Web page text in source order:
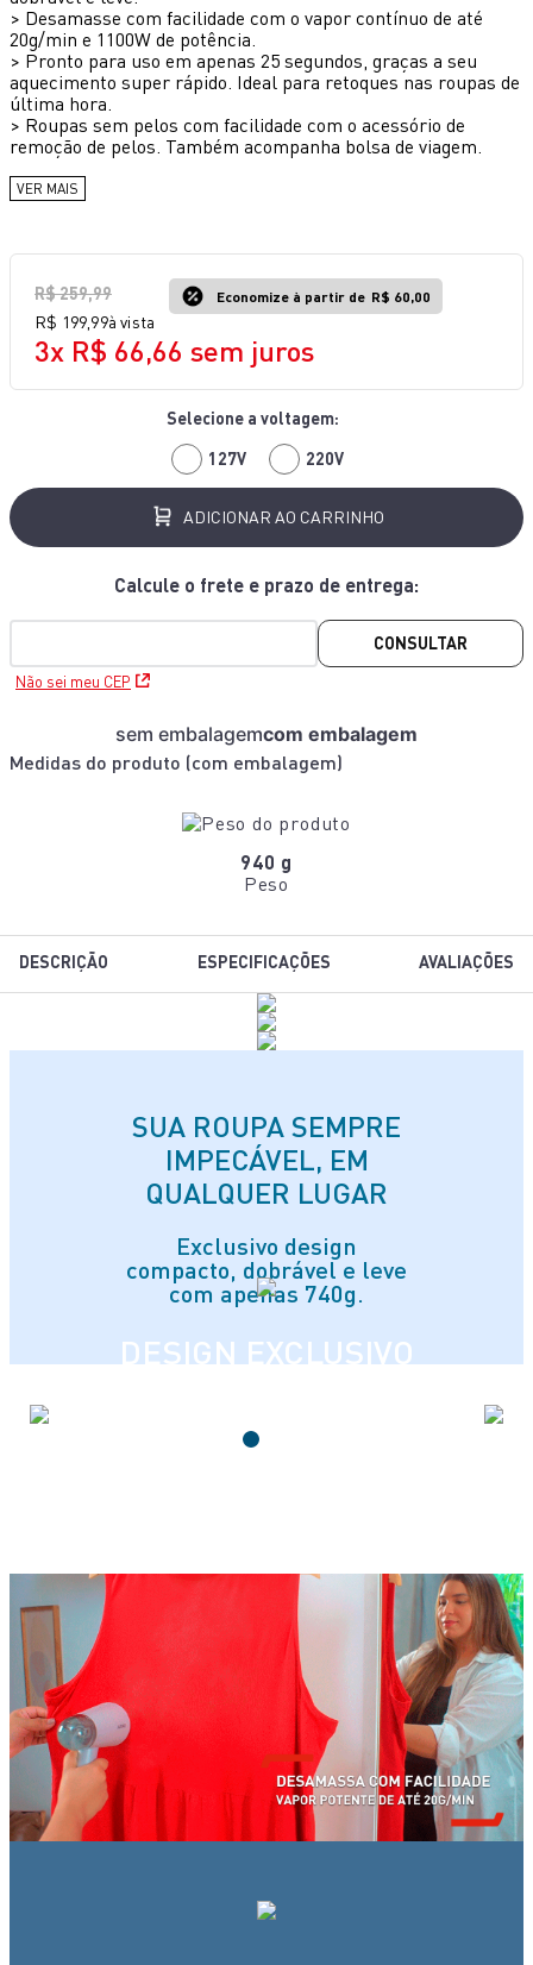
> Desamasse com facilidade com o vapor contínuo de até
20g/min e 1100W de potência.
> Pronto para uso em apenas 25 segundos, graças a seu
aquecimento super rápido. Ideal para retoques nas roupas de
última hora.
> Roupas sem pelos com facilidade com o acessório de
remoção de pelos. Também acompanha bolsa de viagem.
VER MAIS
R$259,99 Economize à partir de R$ 60,00
R$ 199 99à vista
3x R$ 66,66 sem juros
127V 220V
ADICIONAR AO CARRINHO
Não sei meu CEP
CONSULTAR
Medidas do produto (com embalagem)
sem embalagemcom embalagem
940 g
Peso
DESCRIÇÃO ESPECIFICAÇÕES AVALIAÇÕES
SUA ROUPA SEMPRE
IMPECÁVEL, EM
QUALQUER LUGAR
Exclusivo design
compacto, dobrável e leve
com apenas 740g.
DESIGN EXCLUSIVO
EM QUALQUER LUGAR
10º lightmix